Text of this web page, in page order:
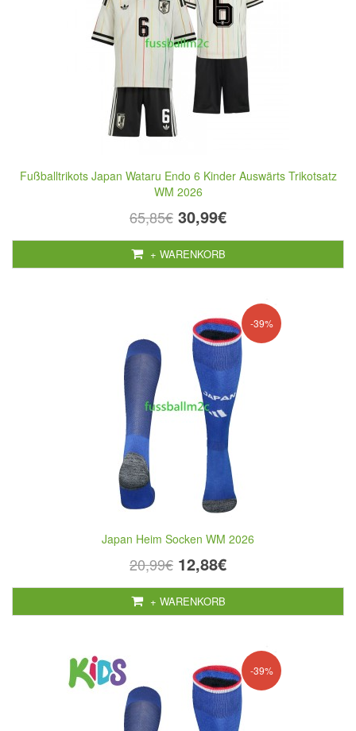
Fußballtrikots Japan Wataru Endo 6 Kinder Auswärts Trikotsatz
WM 2026
65,85€ 30,99€
+ WARENKORB
-39%
Japan Heim Socken WM 2026
20,99€ 12,88€
+ WARENKORB
-39%